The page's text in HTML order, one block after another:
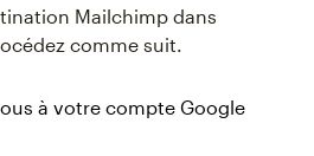
Mailchimp dans
comme suit.
à votre compte Google